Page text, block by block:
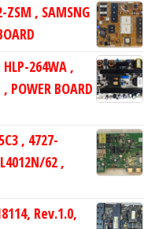
ZSM , SAMSNG
264WA ,
POWER BOARD
, 4727-
62 ,
Rev.1.0,